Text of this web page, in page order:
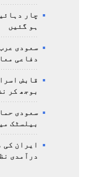
چار
ہو گئیں
سعودی
دفاعی
قابض
بوجھ کر
سعودی
بیلسٹک
ایران کی
درآمدی